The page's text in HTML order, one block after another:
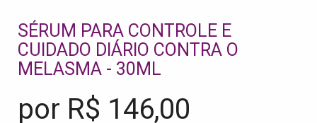
SÉRUM PARA CONTROLE E
CUIDADO DIÁRIO CONTRA O
MELASMA - 30ML
por R$ 146,00